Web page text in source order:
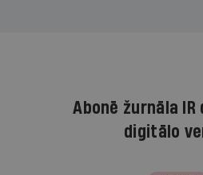
Abonē žurnāla
digitālo